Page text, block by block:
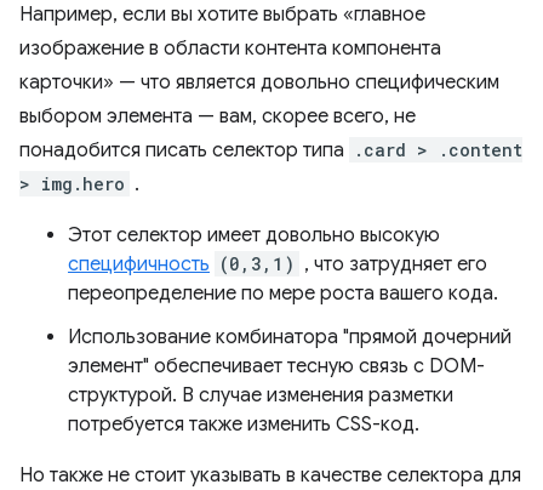
Например, если вы хотите выбрать «главное
изображение в области контента компонента
карточки» — что является довольно специфическим
выбором элемента — вам, скорее всего, не
понадобится писать селектор типа
.card > .content
> img.hero .
Этот селектор имеет довольно высокую
специфичность (0,3,1) , что затрудняет его
переопределение по мере роста вашего кода.
Использование комбинатора "прямой дочерний
элемент" обеспечивает тесную связь с DOM-
структурой. В случае изменения разметки
потребуется также изменить CSS-код.
Но также не стоит указывать в качестве селектора для